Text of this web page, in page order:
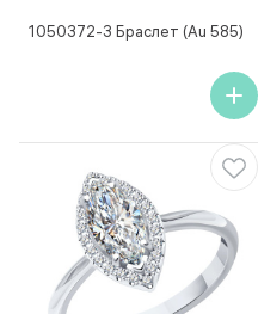
1050372-3 Браслет (Au 585)